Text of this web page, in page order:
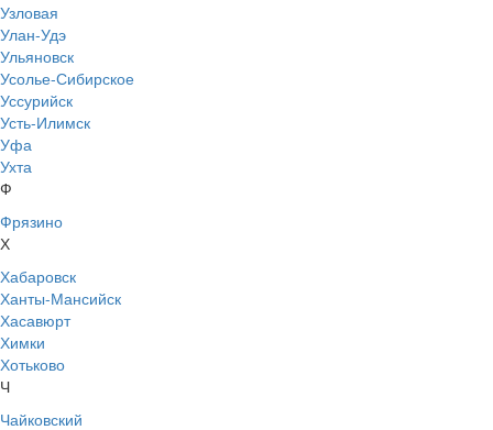
Узловая
Улан-Удэ
Ульяновск
Усолье-Сибирское
Уссурийск
Усть-Илимск
Уфа
Ухта
Ф
Фрязино
Х
Хабаровск
Ханты-Мансийск
Хасавюрт
Химки
Хотьково
Ч
Чайковский